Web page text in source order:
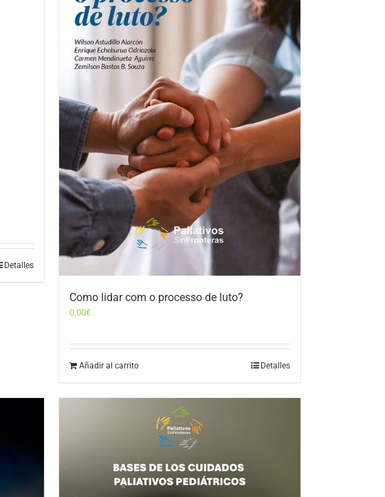
Detalles
Como lidar com o processo de luto?
0,00€
Añadir al carrito Detalles